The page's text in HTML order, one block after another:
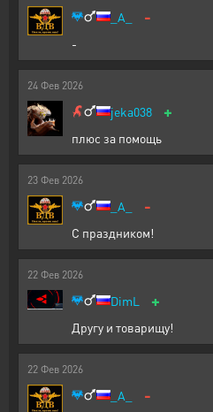
_A_ -
-
24 Фев 2026
jeka038 +
плюс за помощь
23 Фев 2026
_A_ -
С праздником!
22 Фев 2026
DimL +
Другу и товарищу!
22 Фев 2026
_A_ -